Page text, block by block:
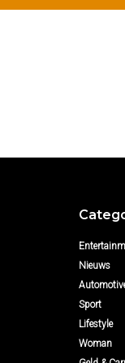
Nieuws
Sport
Lifestyle
Woman